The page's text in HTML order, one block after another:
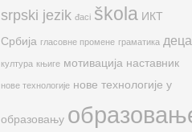
srpski jezik đaci škola ИКТ
Србија гласовне промене граматика деца
култура књиге мотивација наставник
нове технологије нове технологије у
образовању